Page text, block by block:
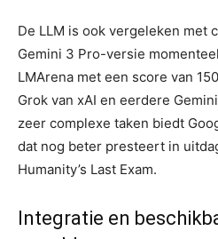
De LLM is ook vergeleken met
Gemini 3 Pro-versie
LMArena met een score van
Grok van xAI en eerdere
zeer complexe taken biedt
dat nog beter presteert in
Humanity’s Last Exam.
Integratie en